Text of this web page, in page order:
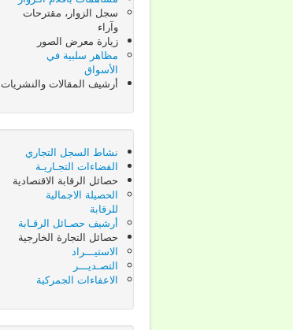
سجل الزوار، مقترحات
وآراء
زيارة معرض الصور
مظاهر سلبية في
الأسواق
أرشيف المقالات والنشريات
نشاط السجل التجاري
الفضاءات التجـاريـة
حصائل الرقابة الاقتصادية
الحصيلة الاجمالية
للرقابة
أرشيف حصـائل الرقـابة
حصائل التجارة الخارجية
الاستيـــراد
التصـديـــر
الاعفاءات الجمركية